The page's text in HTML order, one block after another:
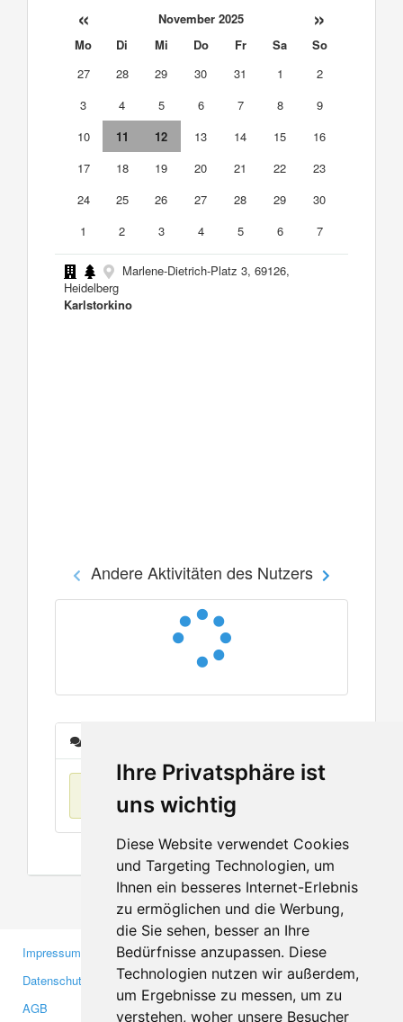
Ihre Privatsphäre ist
uns wichtig
Diese Website verwendet Cookies
und Targeting Technologien, um
Ihnen ein besseres Internet-Erlebnis
zu ermöglichen und die Werbung,
die Sie sehen, besser an Ihre
Bedürfnisse anzupassen. Diese
Technologien nutzen wir außerdem,
um Ergebnisse zu messen, um zu
verstehen, woher unsere Besucher
« November 2025 »
Mo Di Mi Do Fr Sa
So
27
28 29 30 31 1
2
3
4 5 6 7 8
9
10
11 12 13 14 15
16
17
18 19 20 21 22
23
24
25 26 27 28 29
30
1
2 3 4 5 6 7
Marlene-Dietrich-Platz 3, 69126,
Heidelberg
Karlstorkino
Andere Aktivitäten des Nutzers
Keine Einträge
Impressum
Datenschutzerklärung
AGB
Gewerbetreibende
Investoren